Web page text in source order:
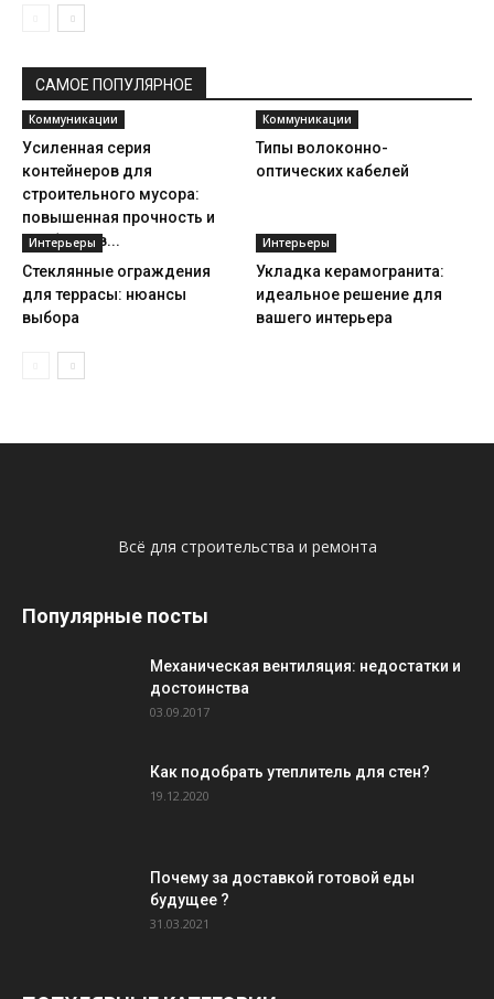
САМОЕ ПОПУЛЯРНОЕ
Коммуникации
Усиленная серия
контейнеров для
строительного мусора:
повышенная прочность и
удобство в...
Коммуникации
Типы волоконно-
оптических кабелей
Интерьеры
Стеклянные ограждения
для террасы: нюансы
выбора
Интерьеры
Укладка керамогранита:
идеальное решение для
вашего интерьера
Всё для строительства и ремонта
Популярные посты
Механическая вентиляция: недостатки и
достоинства
03.09.2017
Как подобрать утеплитель для стен?
19.12.2020
Почему за доставкой готовой еды
будущее ?
31.03.2021